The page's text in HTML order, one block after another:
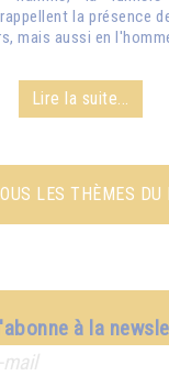
la présence
mais aussi en
Lire la suite...
LES THÈMES DU
à la